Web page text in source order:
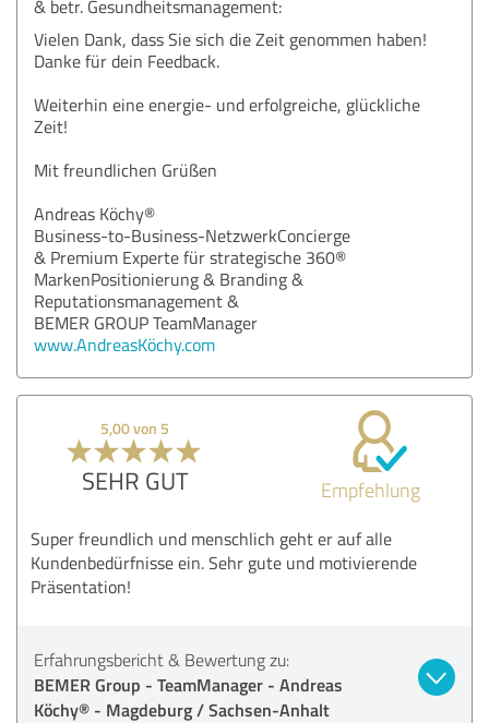
& betr. Gesundheitsmanagement:
Vielen Dank, dass Sie sich die Zeit genommen haben!
Danke für dein Feedback.
Weiterhin eine energie- und erfolgreiche, glückliche
Zeit!
Mit freundlichen Grüßen
Andreas Köchy®
Business-to-Business-NetzwerkConcierge
& Premium Experte für strategische 360®
MarkenPositionierung & Branding &
Reputationsmanagement &
BEMER GROUP TeamManager
www.AndreasKöchy.com
5,00 von 5
SEHR GUT Empfehlung
Super freundlich und menschlich geht er auf alle
Kundenbedürfnisse ein. Sehr gute und motivierende
Präsentation!
Erfahrungsbericht & Bewertung zu:
BEMER Group - TeamManager - Andreas
Köchy® - Magdeburg / Sachsen-Anhalt